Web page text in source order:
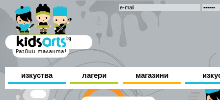
изкуства лагери магазини